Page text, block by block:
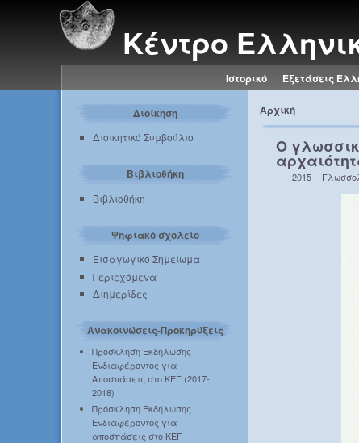
Κέντρο
Ιστορικό Εξετάσεις
Διοίκηση
Διοικητικό Συμβούλιο
Βιβλιοθήκη
Βιβλιοθήκη
Ψηφιακό σχολείο
Εισαγωγικό Σημείωμα
Περιεχόμενα
Διημερίδες
Ανακοινώσεις-Προκηρύξεις
Πρόσκληση Εκδήλωσης
Ενδιαφέροντος για
Αποσπάσεις στο ΚΕΓ (2017-
2018)
Πρόσκληση Εκδήλωσης
Ενδιαφέροντος για
αποσπάσεις στο ΚΕΓ
Αρχική
Ο
2015